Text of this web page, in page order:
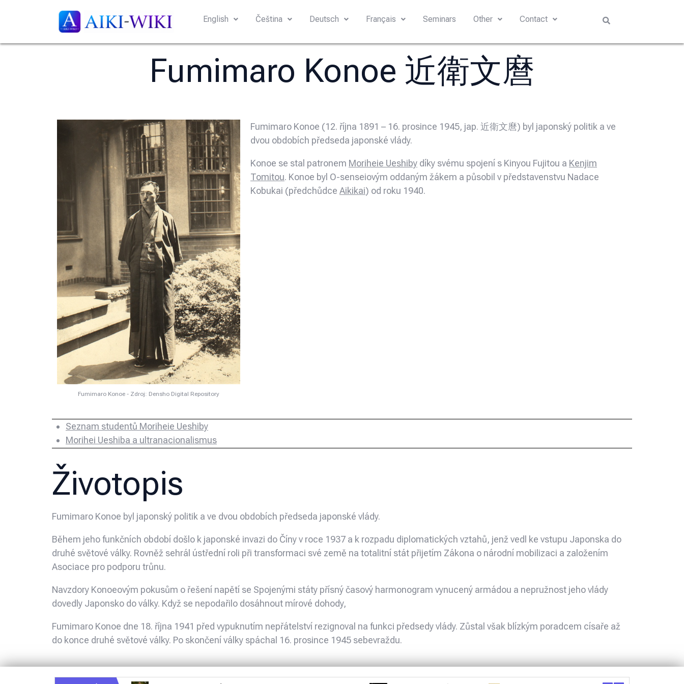
English Čeština Deutsch Français Seminars Other Contact
Fumimaro Konoe 近衛文麿
Fumimaro Konoe - Zdroj: Densho Digital Repository
Fumimaro Konoe (12. října 1891 – 16. prosince 1945, jap. 近衛文麿) byl japonský politik a ve
dvou obdobích předseda japonské vlády.
Konoe se stal patronem Moriheie Ueshibydíky svému spojení s Kinyou Fujitou a Kenjim
Tomitou. Konoe byl O-senseiovým oddaným žákem a působil v představenstvu Nadace
Kobukai (předchůdce Aikikai) od roku 1940.
Seznam studentů Moriheie Ueshiby
Morihei Ueshiba a ultranacionalismus
Životopis
Fumimaro Konoe byl japonský politik a ve dvou obdobích předseda japonské vlády.
Během jeho funkčních období došlo k japonské invazi do Číny v roce 1937 a k rozpadu diplomatických vztahů, jenž vedl ke vstupu Japonska do
druhé světové války. Rovněž sehrál ústřední roli při transformaci své země na totalitní stát přijetím Zákona o národní mobilizaci a založením
Asociace pro podporu trůnu.
Navzdory Konoeovým pokusům o řešení napětí se Spojenými státy přísný časový harmonogram vynucený armádou a nepružnost jeho vlády
dovedly Japonsko do války. Když se nepodařilo dosáhnout mírové dohody,
Fumimaro Konoe dne 18. října 1941 před vypuknutím nepřátelství rezignoval na funkci předsedy vlády. Zůstal však blízkým poradcem císaře až
do konce druhé světové války. Po skončení války spáchal 16. prosince 1945 sebevraždu.